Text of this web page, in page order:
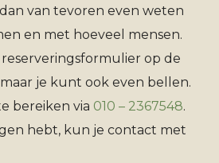
van tevoren even weten
en met hoeveel mensen.
op de
je kunt ook even bellen.
bereiken via 010 – 2367548.
hebt, kun je contact met